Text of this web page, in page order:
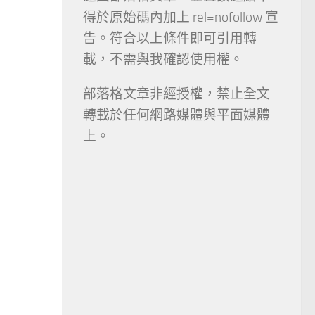
得於原始碼內加上 rel=nofollow 宣
告。符合以上條件即可引用轉
載，不需與我確認使用權。
部落格文章非經授權，禁止全文
轉載於任何網路媒體與平面媒體
上。